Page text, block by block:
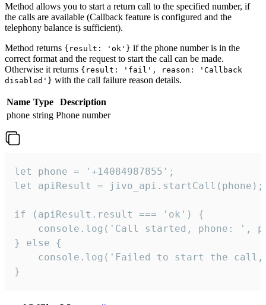
Method allows you to start a return call to the specified number, if
the calls are available (Callback feature is configured and the
telephony balance is sufficient).
Method returns {result: 'ok'} if the phone number is in the
correct format and the request to start the call can be made.
Otherwise it returns {result: 'fail', reason: 'Callback
disabled'} with the call failure reason details.
Name Type
Description
phone string Phone number
let phone = '+14084987855';
let apiResult = jivo_api.startCall(phone);
if (apiResult.result === 'ok') {
console.log('Call started, phone: ',
} else {
console.log('Failed to start the
}